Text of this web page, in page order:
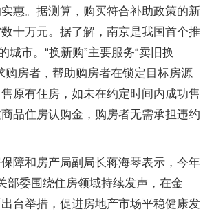
惠。据测算，购买符合补助政策的新
十万元。据了解，南京是我国首个推
城市。“换新购”主要服务“卖旧换
购房者，帮助购房者在锁定目标房源
原有住房，如未在约定时间内成功售
品住房认购金，购房者无需承担违约
障和房产局副局长蒋海琴表示，今年
部委围绕住房领域持续发声，在金
台举措，促进房地产市场平稳健康发